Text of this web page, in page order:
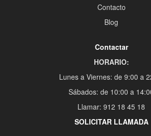
Contacto
Blog
Contactar
HORARIO:
Lunes a Viernes: de 9:00 a
Sábados: de 10:00 a
Llamar: 912 18 45 18
SOLICITAR LLAMADA